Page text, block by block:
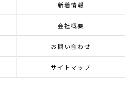
新着情報
会社概要
お問い合わせ
サイトマップ